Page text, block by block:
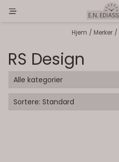
Hopp til innhold
Hjem / Merker /
RS Design